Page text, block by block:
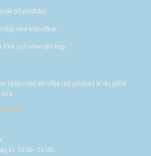
på produkt)
våra köpvillkor
före och efter ditt köp
hjälp med att välja rätt produkt är du alltid
kl. 10.00–16.00.